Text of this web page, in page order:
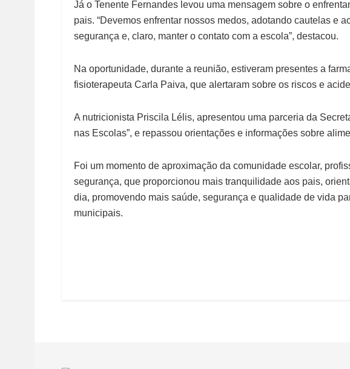
Já o Tenente Fernandes levou uma mensagem sobre o
pais. “Devemos enfrentar nossos medos, adotando cautelas e
segurança e, claro, manter o contato com a escola”, destacou.
Na oportunidade, durante a reunião, estiveram presentes a
fisioterapeuta Carla Paiva, que alertaram sobre os riscos e
A nutricionista Priscila Lélis, apresentou uma parceria da
nas Escolas”, e repassou orientações e informações sobre
Foi um momento de aproximação da comunidade escolar,
segurança, que proporcionou mais tranquilidade aos pais,
dia, promovendo mais saúde, segurança e qualidade de vida
municipais.